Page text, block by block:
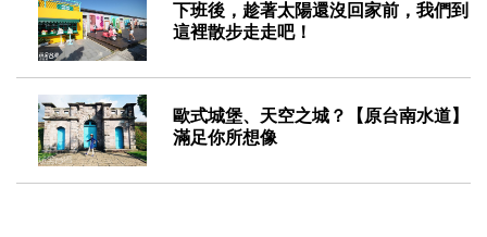
下班後，趁著太陽還沒回家前，我們到
這裡散步走走吧！
2017-09-27
歐式城堡、天空之城？【原台南水道】
滿足你所想像